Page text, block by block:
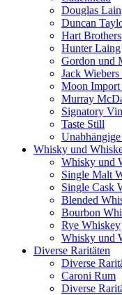
Douglas
Duncan
Hart Brothers
Hunter Laing
Gordon und
Jack
Moon Import
Murray
Signatory
Taste Still
Whisky und
Whisky und
Single Malt
Single Cask
Blended
Bourbon
Rye Whiskey
Whisky und
Diverse Raritäten
Diverse
Caroni Rum
Diverse